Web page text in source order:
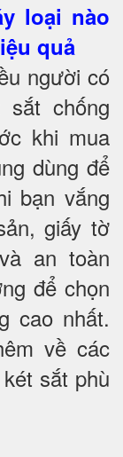
loại nào
quả
người có
chống
khi mua
dùng để
bạn vắng
giấy tờ
an toàn
để chọn
cao nhất.
về các
sắt phù